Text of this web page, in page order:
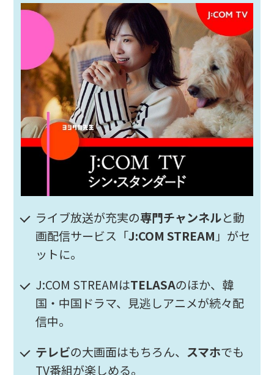
ライブ放送が充実の専門チャンネルと動
画配信サービス「J:COM STREAM」がセ
ットに。
J:COM STREAMはTELASAのほか、韓
国・中国ドラマ、見逃しアニメが続々配
信中。
テレビの大画面はもちろん、 スマホでも
TV番組が楽しめる。